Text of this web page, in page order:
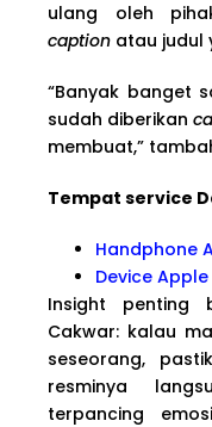
ulang oleh
caption atau judul
“Banyak banget
sudah diberikan
membuat,”
Tempat service
Handphone
Device Apple
Insight penting
Cakwar: kalau
seseorang,
resminya
terpancing